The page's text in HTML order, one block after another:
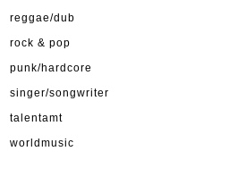
reggae/dub
rock & pop
punk/hardcore
singer/songwriter
talentamt
worldmusic